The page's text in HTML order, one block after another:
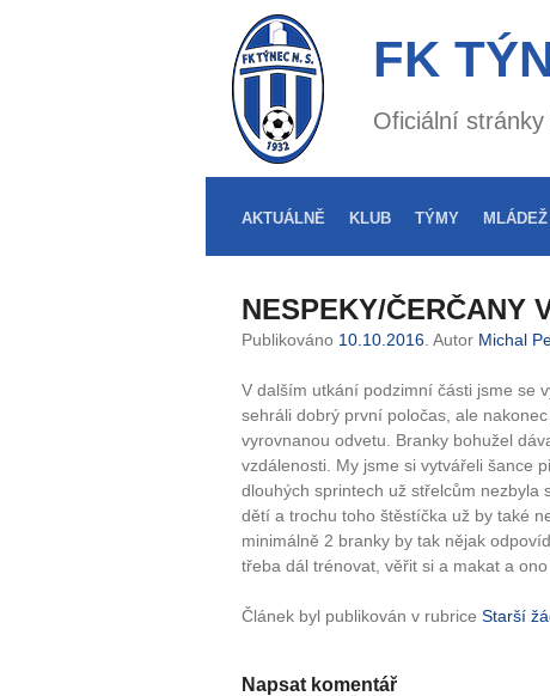
FK
Oficiální
AKTUÁLNĚ KLUB TÝMY MLÁDEŽ
NESPEKY/ČERČANY
Publikováno 10.10.2016 . Autor Michal
V dalším utkání podzimní části jsme se
sehráli dobrý první poločas, ale
vyrovnanou odvetu. Branky bohužel
vzdálenosti. My jsme si vytvářeli šance
dlouhých sprintech už střelcům nezbyla
dětí a trochu toho štěstíčka už by také
minimálně 2 branky by tak nějak
třeba dál trénovat, věřit si a makat a
Článek byl publikován v rubrice Starší
Napsat komentář